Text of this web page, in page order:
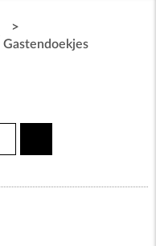
>
Gastendoekjes